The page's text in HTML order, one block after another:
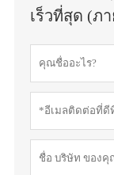
เร็วที่สุด (ภ